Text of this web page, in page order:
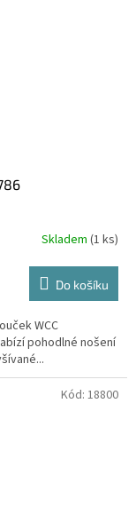
Skladem (1 ks)
Do košíku
WCC
pohodlné nošení
Kód: 18800